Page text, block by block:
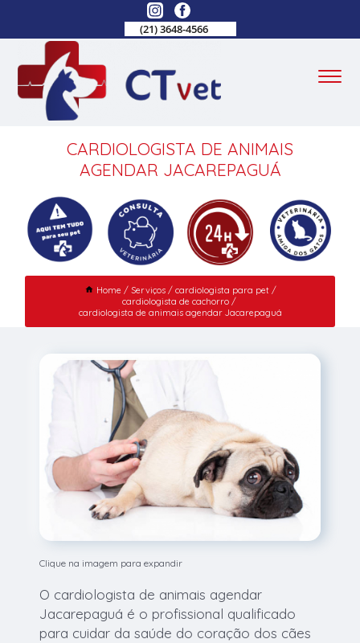
(21) 3648-4566
CARDIOLOGISTA DE ANIMAIS
AGENDAR JACAREPAGUÁ
Home Serviços
cardiologista para pet
cardiologista de cachorro
cardiologista de animais agendar Jacarepaguá
Clique na imagem para expandir
O cardiologista de animais agendar
Jacarepaguá é o profissional qualificado
para cuidar da saúde do coração dos cães